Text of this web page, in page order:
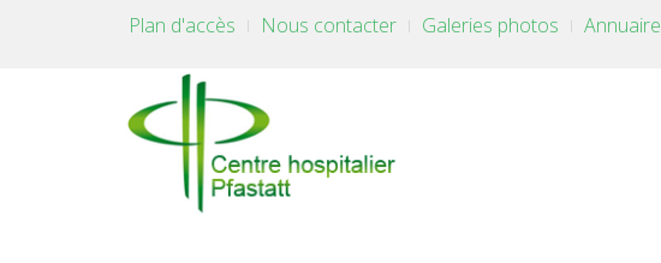
Plan d'accès Nous contacter Galeries photos Annuaire